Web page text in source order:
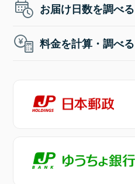
お届け日数を調べる
料金を計算・調べる